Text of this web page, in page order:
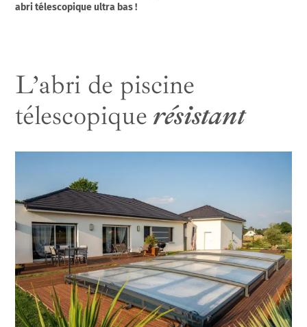
abri télescopique ultra bas !
L’abri de piscine
télescopique résistant